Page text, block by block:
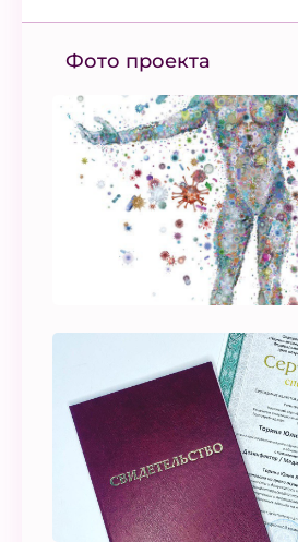
Фото проекта